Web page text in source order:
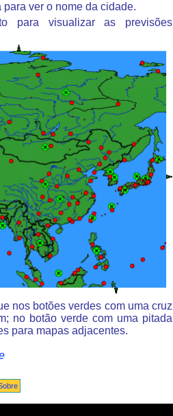
para ver o nome da cidade.
para visualizar as previsões
nos botões verdes com uma cruz
no botão verde com uma pitada
para mapas adjacentes.